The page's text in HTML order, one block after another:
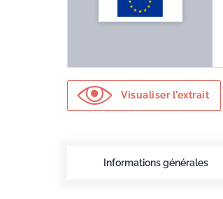
Visualiser l'extrait
Informations générales